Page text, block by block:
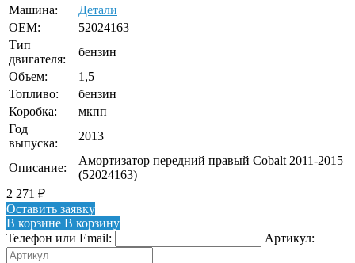
Машина:
Детали
OEM:
52024163
Тип
двигателя:
бензин
Объем:
1,5
Топливо:
бензин
Коробка:
мкпп
Год
выпуска:
2013
Описание:
Амортизатор передний правый Cobalt 2011-2015
(52024163)
2 271 ₽
Оставить заявку
В корзине В корзину
Телефон или Email:
Артикул: